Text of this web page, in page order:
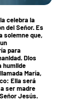
celebra la
del Señor. Es
solemne que,
para
Dios
humilde
María,
Ella será
ser madre
Jesús.